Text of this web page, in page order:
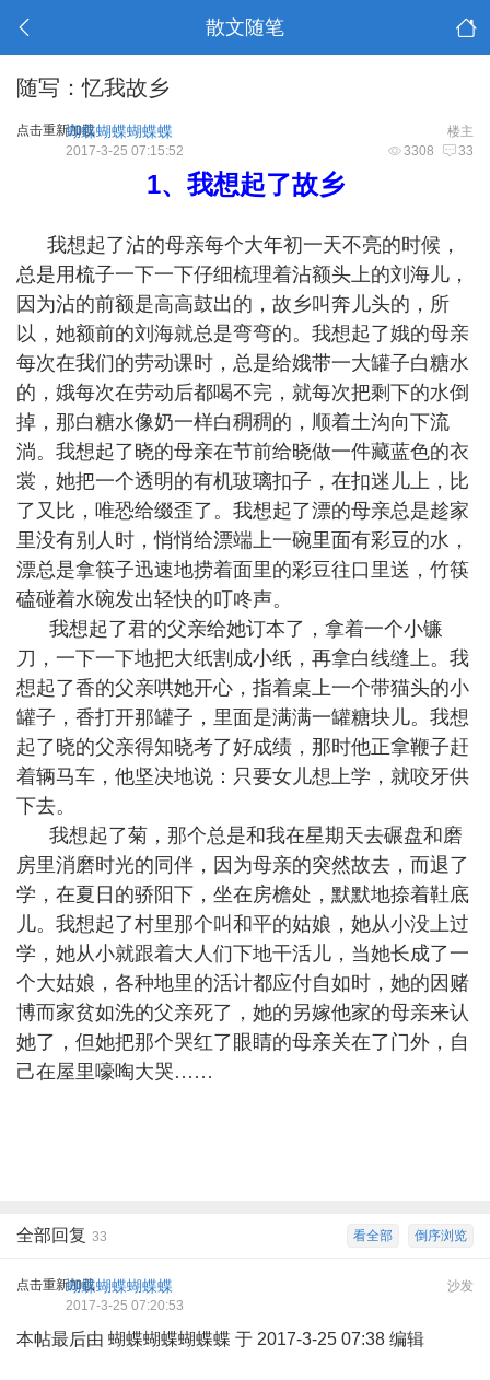
散文随笔
随写：忆我故乡
点击重新加载 楼主
蝴蝶蝴蝶蝴蝶蝶
3308 33
2017-3-25 07:15:52
1、 我想起了故乡
我想起了沾的母亲每个大年初一天不亮的时候，
总是用梳子一下一下仔细梳理着沾额头上的刘海儿，
因为沾的前额是高高鼓出的，故乡叫奔儿头的，所
以，她额前的刘海就总是弯弯的。我想起了娥的母亲
每次在我们的劳动课时，总是给娥带一大罐子白糖水
的，娥每次在劳动后都喝不完，就每次把剩下的水倒
掉，那白糖水像奶一样白稠稠的，顺着土沟向下流
淌。我想起了晓的母亲在节前给晓做一件藏蓝色的衣
裳，她把一个透明的有机玻璃扣子，在扣迷儿上，比
了又比，唯恐给缀歪了。我想起了漂的母亲总是趁家
里没有别人时，悄悄给漂端上一碗里面有彩豆的水，
漂总是拿筷子迅速地捞着面里的彩豆往口里送，竹筷
磕碰着水碗发出轻快的叮咚声。
我想起了君的父亲给她订本了，拿着一个小镰
刀，一下一下地把大纸割成小纸，再拿白线缝上。我
想起了香的父亲哄她开心，指着桌上一个带猫头的小
罐子，香打开那罐子，里面是满满一罐糖块儿。我想
起了晓的父亲得知晓考了好成绩，那时他正拿鞭子赶
着辆马车，他坚决地说：只要女儿想上学，就咬牙供
下去。
我想起了菊，那个总是和我在星期天去碾盘和磨
房里消磨时光的同伴，因为母亲的突然故去，而退了
学，在夏日的骄阳下，坐在房檐处，默默地捺着靯底
儿。 我想起了村里那个叫和平的姑娘，她从小没上过
学，她从小就跟着大人们下地干活儿，当她长成了一
个大姑娘，各种地里的活计都应付自如时，她的因赌
博而家贫如洗的父亲死了，她的另嫁他家的母亲来认
她了，但她把那个哭红了眼睛的母亲关在了门外，自
己在屋里嚎啕大哭……
倒序浏览
看全部
全部回复 33
点击重新加载 沙发
蝴蝶蝴蝶蝴蝶蝶
2017-3-25 07:20:53
本帖最后由 蝴蝶蝴蝶蝴蝶蝶 于 2017-3-25 07:38 编辑